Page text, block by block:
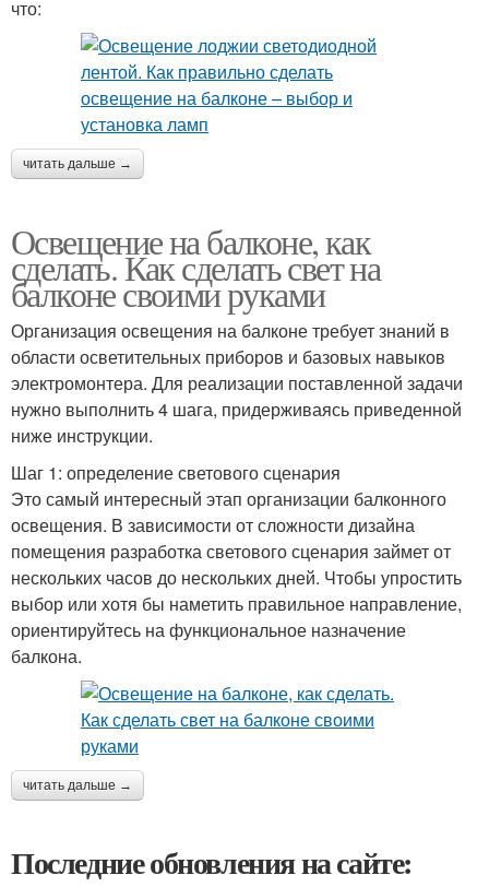
что:
читать дальше →
Освещение на балконе, как
сделать. Как сделать свет на
балконе своими руками
Организация освещения на балконе требует знаний в
области осветительных приборов и базовых навыков
электромонтера. Для реализации поставленной задачи
нужно выполнить 4 шага, придерживаясь приведенной
ниже инструкции.
Шаг 1: определение светового сценария
Это самый интересный этап организации балконного
освещения. В зависимости от сложности дизайна
помещения разработка светового сценария займет от
нескольких часов до нескольких дней. Чтобы упростить
выбор или хотя бы наметить правильное направление,
ориентируйтесь на функциональное назначение
балкона.
читать дальше →
Последние обновления на сайте: